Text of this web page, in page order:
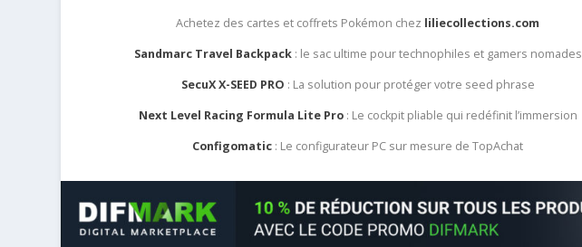
Achetez des cartes et coffrets Pokémon chez liliecollections.com
Sandmarc Travel Backpack: le sac ultime pour technophiles et gamers nomades
SecuX X-SEED PRO : La solution pour protéger votre seed phrase
Next Level Racing Formula Lite Pro: Le cockpit pliable qui redéfinit l’immersion
Configomatic : Le configurateur PC sur mesure de TopAchat